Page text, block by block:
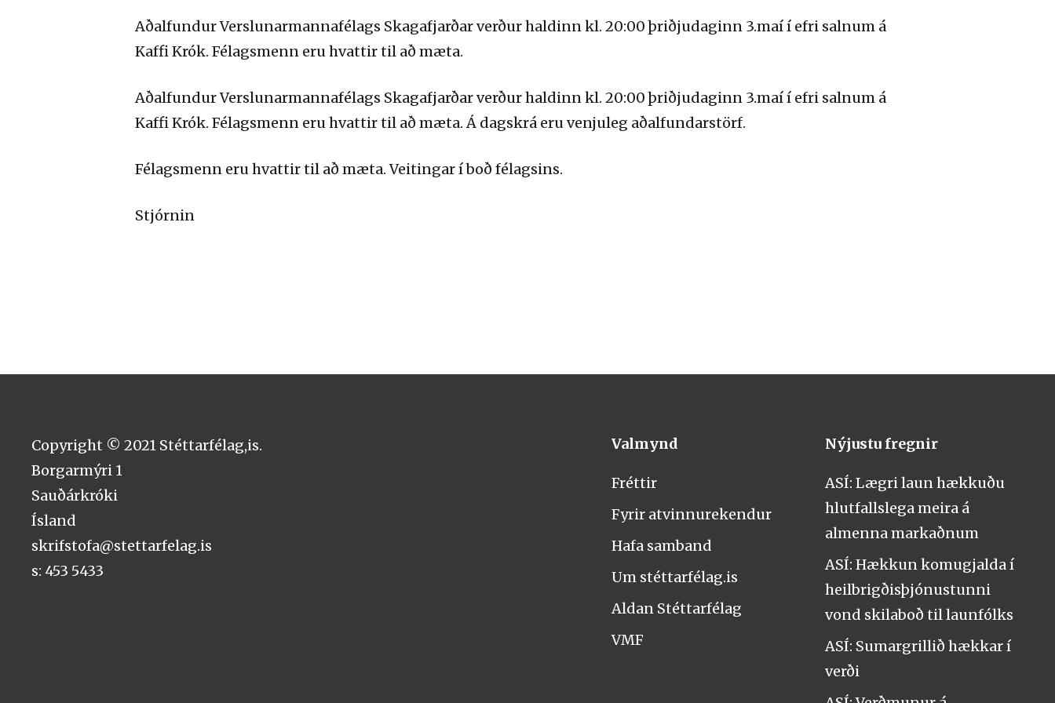
Aðalfundur Verslunarmannafélags Skagafjarðar verður haldinn kl. 20:00 þriðjudaginn 3.maí í efri salnum á
Kaffi Krók. Félagsmenn eru hvattir til að mæta.
Aðalfundur Verslunarmannafélags Skagafjarðar verður haldinn kl. 20:00 þriðjudaginn 3.maí í efri salnum á
Kaffi Krók. Félagsmenn eru hvattir til að mæta. Á dagskrá eru venjuleg aðalfundarstörf.
Félagsmenn eru hvattir til að mæta. Veitingar í boð félagsins.
Stjórnin
Copyright © 2021 Stéttarfélag,is.
Borgarmýri 1
Sauðárkróki
Ísland
skrifstofa@stettarfelag.is
s: 453 5433
Valmynd
Fréttir
Fyrir atvinnurekendur
Hafa samband
Um stéttarfélag.is
Aldan Stéttarfélag
VMF
Nýjustu fregnir
ASÍ: Lægri laun hækkuðu
hlutfallslega meira á
almenna markaðnum
ASÍ: Hækkun komugjalda í
heilbrigðisþjónustunni
vond skilaboð til launfólks
ASÍ: Sumargrillið hækkar í
verði